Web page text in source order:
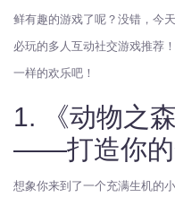
鲜有趣的游戏了呢？没错，今
必玩的多人互动社交游戏推荐
一样的欢乐吧！
1. 《动物之
——打造你的
想象你来到了一个充满生机的